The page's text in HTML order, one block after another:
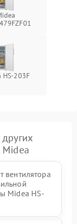
HS-203F
вентилятора
Midea HS-